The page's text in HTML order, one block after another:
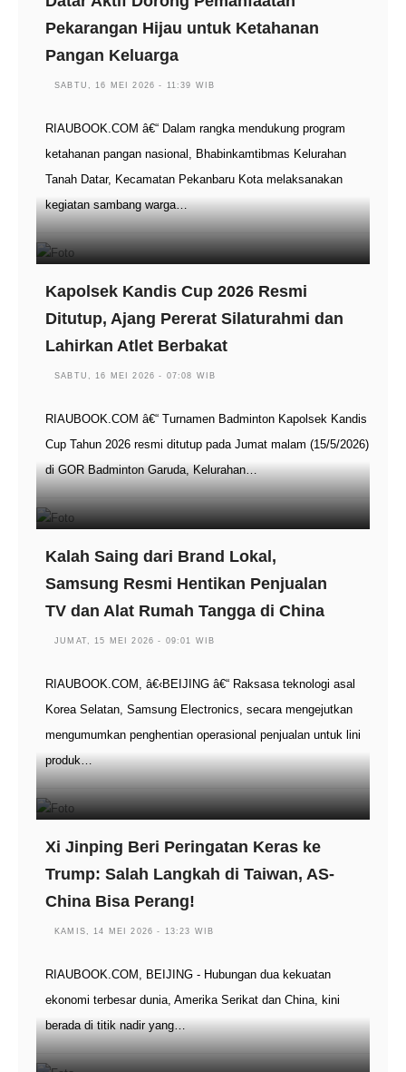
Pekarangan Hijau untuk Ketahanan
Pangan Keluarga
SABTU, 16 MEI 2026 - 11:39 WIB
RIAUBOOK.COM â€“ Dalam rangka mendukung program
ketahanan pangan nasional, Bhabinkamtibmas Kelurahan
Tanah Datar, Kecamatan Pekanbaru Kota melaksanakan
kegiatan sambang warga…
Kapolsek Kandis Cup 2026 Resmi
Ditutup, Ajang Pererat Silaturahmi dan
Lahirkan Atlet Berbakat
SABTU, 16 MEI 2026 - 07:08 WIB
RIAUBOOK.COM â€“ Turnamen Badminton Kapolsek Kandis
Cup Tahun 2026 resmi ditutup pada Jumat malam (15/5/2026)
di GOR Badminton Garuda, Kelurahan…
Kalah Saing dari Brand Lokal,
Samsung Resmi Hentikan Penjualan
TV dan Alat Rumah Tangga di China
JUMAT, 15 MEI 2026 - 09:01 WIB
RIAUBOOK.COM, â€‹BEIJING â€“ Raksasa teknologi asal
Korea Selatan, Samsung Electronics, secara mengejutkan
mengumumkan penghentian operasional penjualan untuk lini
produk…
Xi Jinping Beri Peringatan Keras ke
Trump: Salah Langkah di Taiwan, AS-
China Bisa Perang!
KAMIS, 14 MEI 2026 - 13:23 WIB
RIAUBOOK.COM, BEIJING - Hubungan dua kekuatan
ekonomi terbesar dunia, Amerika Serikat dan China, kini
berada di titik nadir yang…